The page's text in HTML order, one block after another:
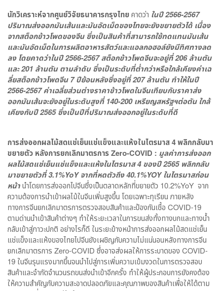
นักวิเคราะห์จากศูนย์วิจัยธนาคารกรุงไทยคาดว่า ในปี2566-2567
ปริมาณส่งออกมันเส้นและมันอัดเม็ดของไทยจะยังขยายตัวได้ เนื่อง
จากสต็อกข้าวโพดของจีน ซึ่งเป็นสินค้าที่สามารถใช้ทดแทนมันเส้น
และมันอัดเม็ดในการผลิตอาหารสัตว์และแอลกอฮอล์ยังมีทิศทางลด
ลง โดยคาดว่าในปี 2566-2567 สต็อกข้าวโพดจีนจะอยู่ที่ 206 ล้านตัน
และ 201 ล้านตัน ตามลำดับ ซึ่งเป็นระดับที่ต่ำกว่าหรือใกล้เคียงค่าเฉ
ลี่ยสต็อกข้าวโพดจีน 7 ปีย้อนหลังซึ่งอยู่ที่ 207 ล้านตัน ทำให้ในปี
2566-2567 ค่าเฉลี่ยส่วนต่างราคาข้าวโพดในจีนเทียบกับราคาส่ง
ออกมันเส้นจะยังอยู่ในระดับสูงที่ 140-200 เหรียญสหรัฐฯต่อตัน ใกล้
เคียงกับปี 2565 ซึ่งเป็นปีที่ปริมาณส่งออกอยู่ในระดับที่ดี
การส่งออกผลไม้สดแช่เย็นแช่แข็งและแห้งในไตรมาส 4 พลิกกลับมา
ขยายตัว หลังการยกเลิกมาตรการ Zero-COVID : มูลค่าการส่งออก
ผลไม้สดแช่เย็นแช่แข็งและแห้งในไตรมาส 4 ของปี 2565 พลิกกลับ
มาขยายตัวที่ 3.1%YoY จากที่หดตัวถึง 40.1%YOY ในไตรมาสก่อน
หน้านำโดยการส่งออกไปจีนซึ่งเป็นตลาดหลักที่ขยายตัว 10.2%YoY จาก
ความต้องการนำเข้าผลไม้ในจีนเพิ่มสูงขึ้น โดยเฉพาะทุเรียน ภายหลัง
ทางการจีนยกเลิกมาตรการตรวจสอบสินค้าและป้องกันเชื้อ COVID-19
ตามด่านนำเข้าสินค้าต่างๆ ทำให้ระยะเวลาในการขนส่งทั้งทางบกและทางน้ำ
กลับเข้าสู่ภาวะปกติ อย่างไรก็ดี ในระยะข้างหน้าการส่งออกผลไม้สดแช่เย็น
แช่แข็งและแห้งของไทยไปจีนยังเผชิญกับความไม่แน่นอนหลังทางการจีน
ยกเลิกมาตรการ Zero-COVID ซึ่งอาจส่งผลให้การระบาดของ COVID-
19 ในจีนรุนแรงมากขึ้นจนนำไปสู่การเพิ่มความเข้มงวดในการตรวจสอบ
สินค้าและจำกัดจำนวนรถขนส่งนำเข้าอีกครั้ง ทำให้ผู้ประกอบการยังคงต้อง
ให้ความสำคัญกับความสะอาดปลอดภัยและคุณภาพของสินค้าเพื่อให้ได้ตาม